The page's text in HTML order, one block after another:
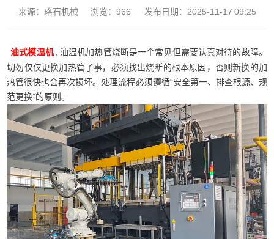
来源：珞石机械 浏览：966 发布日期：2025-11-17 09:25
油式模温机 ; 油温机加热管烧断是一个常见但需要认真对待的故障。
切勿仅仅更换加热管了事，必须找出烧断的根本原因，否则新换的加
热管很快也会再次损坏。处理流程必须遵循“安全第一、排查根源、规
范更换”的原则。